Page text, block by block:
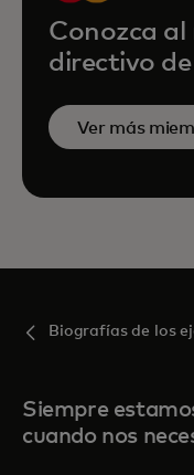
Conozca al
directivo
Ver más
Biografías de los
Siempre
cuando nos